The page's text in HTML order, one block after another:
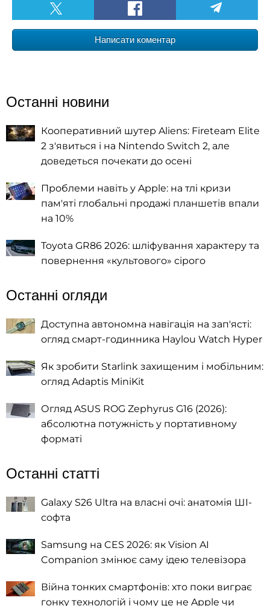
Написати коментар
Останні новини
Кооперативний шутер Aliens: Fireteam Elite
2 з'явиться і на Nintendo Switch 2, але
доведеться почекати до осені
Проблеми навіть у Apple: на тлі кризи
пам'яті глобальні продажі планшетів впали
на 10%
Toyota GR86 2026: шліфування характеру та
повернення «культового» сірого
Останні огляди
Доступна автономна навігація на зап'ясті:
огляд смарт-годинника Haylou Watch Hyper
Як зробити Starlink захищеним і мобільним:
огляд Adaptis MiniKit
Огляд ASUS ROG Zephyrus G16 (2026):
абсолютна потужність у портативному
форматі
Останні статті
Galaxy S26 Ultra на власні очі: анатомія ШІ-
софта
Samsung на CES 2026: як Vision AI
Companion змінює саму ідею телевізора
Війна тонких смартфонів: хто поки виграє
гонку технологій і чому це не Apple чи